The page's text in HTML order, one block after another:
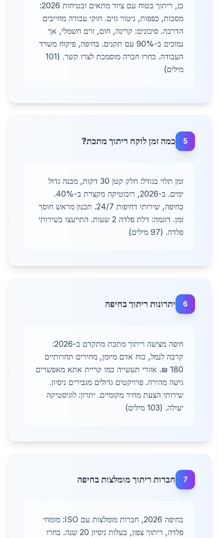
כן, ריתוך בטוח עם ציוד מתאים ובטיחות 2026:
מסכות, כפפות, ניטור גזים. חוקי עבודה מחייבים
הדרכה. סיכונים: קרינה, חום, זרם חשמלי, אך
נמוכים ב-90% עם תקנים. בחיפה, פיקוח משרד
העבודה. בחרו חברה מוסמכת לצרו קשר. (101
מילים)
5 כמה זמן לוקח ריתוך מתכת?
זמן תלוי בגודל: חלק קטן 30 דקות, מבנה גדול
ימים. ב-2026, רובוטיקה מקצרת ב-40%.
בחיפה, שירותי דחיפות 24/7. תכנון מראש חוסך
זמן. דוגמה: דלת פלדה 2 שעות. התייעצו בשירותי
פלדה. (97 מילים)
6 יתרונות ריתוך בחיפה
חיפה מציעה ריתוך מתכת מתקדם ב-2026:
קרבה לנמל, כוח אדם מיומן, מחירים תחרותיים
180 ₪. אזורי תעשייה כמו קריית אתא מאפשרים
גישה מהירה. פרויקטים גדולים מגבירים ניסיון.
שירותי הצעת מחיר מקומיים. יתרון: לוגיסטיקה
יעילה. (103 מילים)
7 חברות ריתוך מומלצות בחיפה
בחיפה 2026, חברות מומלצות עם ISO: מומחי
פלדה, ריתוך צפון, בעלות ניסיון 20 שנה. בחרו